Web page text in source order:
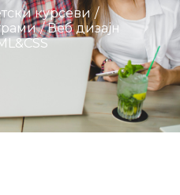
курсеви /
/ Веб дизајн